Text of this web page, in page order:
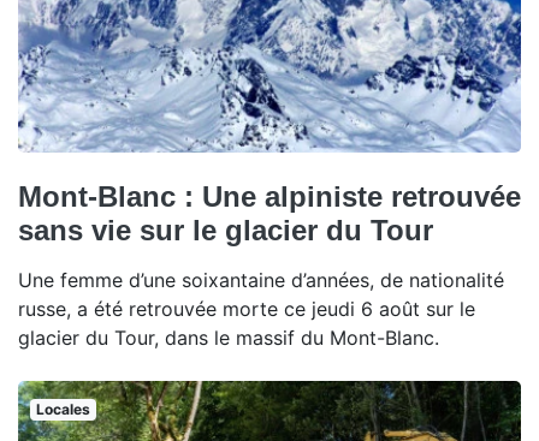
Mont-Blanc : Une alpiniste retrouvée
sans vie sur le glacier du Tour
Une femme d’une soixantaine d’années, de nationalité
russe, a été retrouvée morte ce jeudi 6 août sur le
glacier du Tour, dans le massif du Mont-Blanc.
Locales